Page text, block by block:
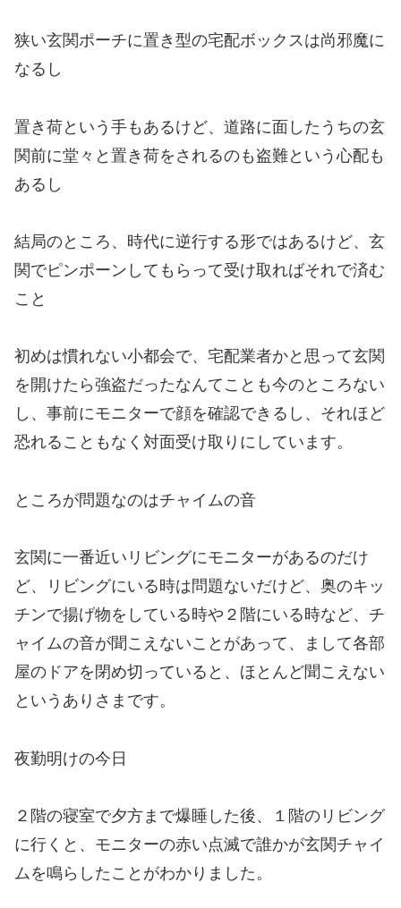
狭い玄関ポーチに置き型の宅配ボックスは尚邪魔に
なるし
置き荷という手もあるけど、道路に面したうちの玄
関前に堂々と置き荷をされるのも盗難という心配も
あるし
結局のところ、時代に逆行する形ではあるけど、玄
関でピンポーンしてもらって受け取ればそれで済む
こと
初めは慣れない小都会で、宅配業者かと思って玄関
を開けたら強盗だったなんてことも今のところない
し、事前にモニターで顔を確認できるし、それほど
恐れることもなく対面受け取りにしています。
ところが問題なのはチャイムの音
玄関に一番近いリビングにモニターがあるのだけ
ど、リビングにいる時は問題ないだけど、奥のキッ
チンで揚げ物をしている時や２階にいる時など、チ
ャイムの音が聞こえないことがあって、まして各部
屋のドアを閉め切っていると、ほとんど聞こえない
というありさまです。
夜勤明けの今日
２階の寝室で夕方まで爆睡した後、１階のリビング
に行くと、モニターの赤い点滅で誰かが玄関チャイ
ムを鳴らしたことがわかりました。